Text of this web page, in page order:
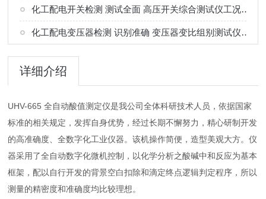
化工配电开关检测 测试全面 高压开关综合测试仪工况选型参考
化工配电变压器检测 识别准确 变压器变比组别测试仪工况选型参考
详细介绍
UHV-665 全自动酸值测定仪是我公司全体科研技术人员，依据国家
标准的相关规定，发挥自身优势，经过长期不懈努力，精心研制开发
的高准确度、全数字化工业仪器。该机操作简便，造型美观大方。仪
器采用了全自动数字化微机控制，以化学分析之酸碱中和反应为基本
框架，配以自行开发的背景空白扣除和滴定终点逻辑判定程序，所以
测量的精密度和准确度均比较理想。